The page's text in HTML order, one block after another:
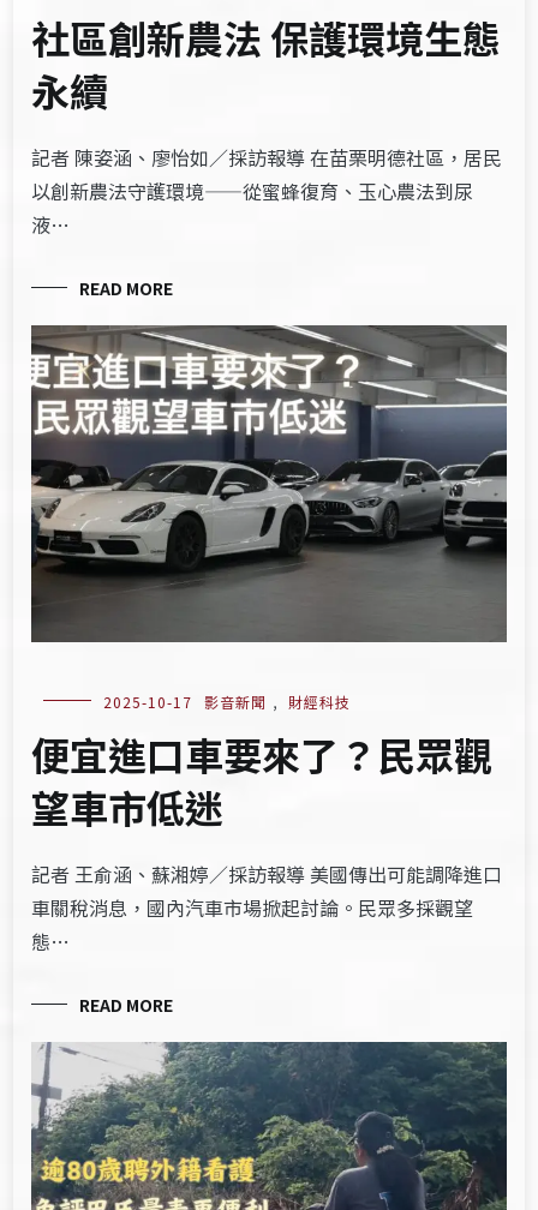
社區創新農法 保護環境生態
永續
記者 陳姿涵、廖怡如／採訪報導 在苗栗明德社區，居民
以創新農法守護環境——從蜜蜂復育、玉心農法到尿
液…
READ MORE
2025-10-17 影音新聞 , 財經科技
便宜進口車要來了？民眾觀
望車市低迷
記者 王俞涵、蘇湘婷／採訪報導 美國傳出可能調降進口
車關稅消息，國內汽車市場掀起討論。民眾多採觀望
態…
READ MORE